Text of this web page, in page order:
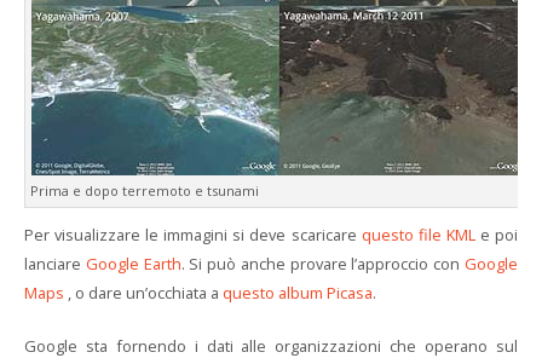
Prima e dopo terremoto e tsunami
Per visualizzare le immagini si deve scaricare questo file KMLe poi
lanciare Google Earth. Si può anche provare l’approccio con Google
Maps , o dare un’occhiata a questo album Picasa.
Google sta fornendo i dati alle organizzazioni che operano sul